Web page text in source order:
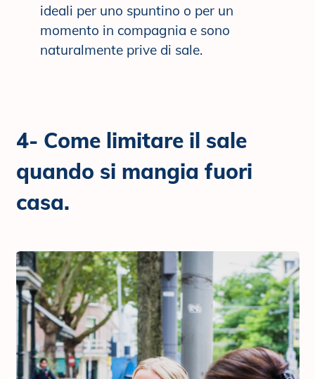
ideali per uno spuntino o per un
momento in compagnia e sono
naturalmente prive di sale.
4- Come limitare il sale
quando si mangia fuori
casa.